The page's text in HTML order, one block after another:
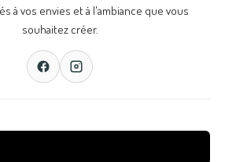
à vos envies et à l'ambiance que vous
souhaitez créer.